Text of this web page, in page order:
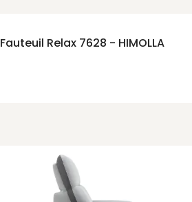
Fauteuil Relax 7628 - HIMOLLA